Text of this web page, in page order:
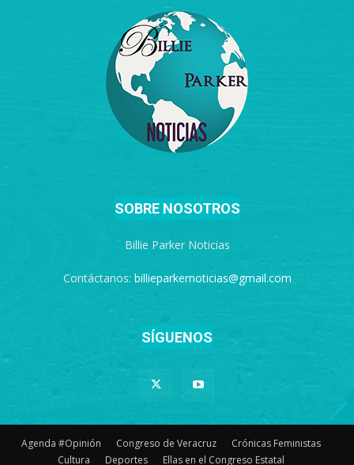
SOBRE NOSOTROS
Billie Parker Noticias
Contáctanos: billieparkernoticias@gmail.com
SÍGUENOS
Agenda #Opinión Congreso de Veracruz
Crónicas Feministas
Cultura
Deportes Ellas en el Congreso Estatal